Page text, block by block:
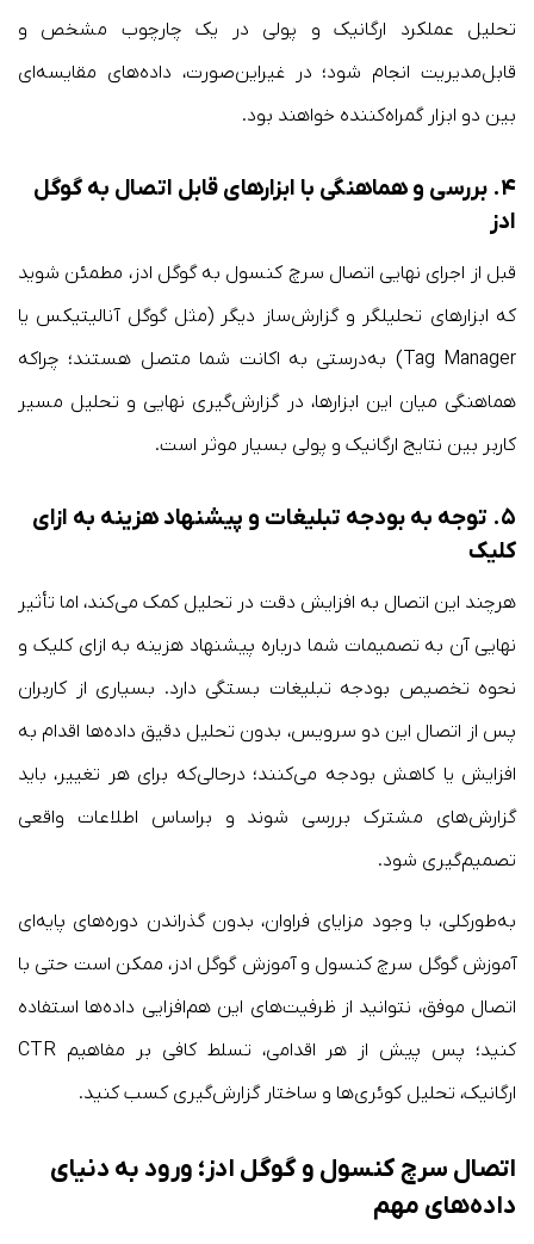
تحلیل عملکرد ارگانیک و پولی در یک چارچوب مشخص و
قابل‌مدیریت انجام شود؛ در غیراین‌صورت، داده‌های مقایسه‌ای
بین دو ابزار گمراه‌کننده خواهند بود.
۴. بررسی و هماهنگی با ابزارهای قابل اتصال به گوگل
ادز
قبل از اجرای نهایی اتصال سرچ کنسول به گوگل ادز، مطمئن شوید
که ابزارهای تحلیلگر و گزارش‌ساز دیگر (مثل گوگل آنالیتیکس یا
Tag Manager) به‌درستی به اکانت شما متصل هستند؛ چراکه
هماهنگی میان این ابزارها، در گزارش‌گیری نهایی و تحلیل مسیر
کاربر بین نتایج ارگانیک و پولی بسیار موثر است.
۵. توجه به بودجه تبلیغات و پیشنهاد هزینه به ازای
کلیک
هرچند این اتصال به افزایش دقت در تحلیل کمک می‌کند، اما تأثیر
نهایی آن به تصمیمات شما درباره پیشنهاد هزینه به ازای کلیک و
نحوه تخصیص بودجه تبلیغات بستگی دارد. بسیاری از کاربران
پس از اتصال این دو سرویس، بدون تحلیل دقیق داده‌ها اقدام به
افزایش یا کاهش بودجه می‌کنند؛ درحالی‌که برای هر تغییر، باید
گزارش‌های مشترک بررسی شوند و بر‌اساس اطلاعات واقعی
تصمیم‌گیری شود.
به‌طور‌کلی، با وجود مزایای فراوان، بدون گذراندن دوره‌های پایه‌ای
آموزش گوگل سرچ کنسول و آموزش گوگل ادز، ممکن است حتی با
اتصال موفق، نتوانید از ظرفیت‌های این هم‌افزایی داده‌ها استفاده
کنید؛ پس پیش از هر اقدامی، تسلط کافی بر مفاهیم CTR
ارگانیک، تحلیل کوئری‌ها و ساختار گزارش‌گیری کسب کنید.
اتصال سرچ کنسول و گوگل ادز؛ ورود به دنیای
داده‌های مهم